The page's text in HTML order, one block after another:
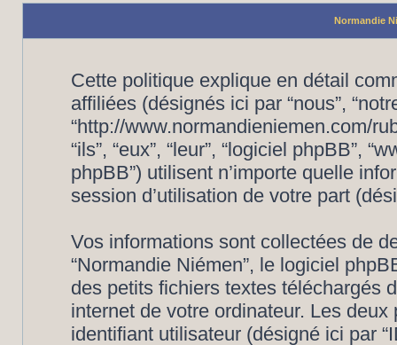
Normandie
Cette politique explique en détail
affiliées (désignés ici par “nous”,
“http://www.normandieniemen.com/
“ils”, “eux”, “leur”, “logiciel phpBB”,
phpBB”) utilisent n’importe quelle
session d’utilisation de votre part
Vos informations sont collectées de
“Normandie Niémen”, le logiciel
des petits fichiers textes téléchargés
internet de votre ordinateur. Les
identifiant utilisateur (désigné ici par